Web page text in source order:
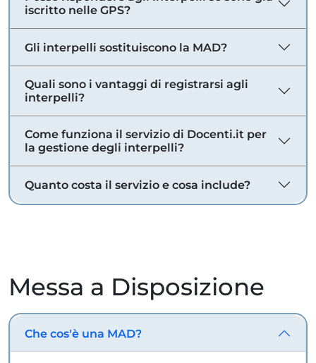
iscritto nelle GPS?
Gli interpelli sostituiscono la MAD?
Quali sono i vantaggi di registrarsi agli
interpelli?
Come funziona il servizio di Docenti.it per
la gestione degli interpelli?
Quanto costa il servizio e cosa include?
Messa a Disposizione
Che cos'è una MAD?